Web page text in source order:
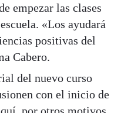
empezar las clases
«Los ayudará
positivas del
Cabero.
del nuevo curso
con el inicio de